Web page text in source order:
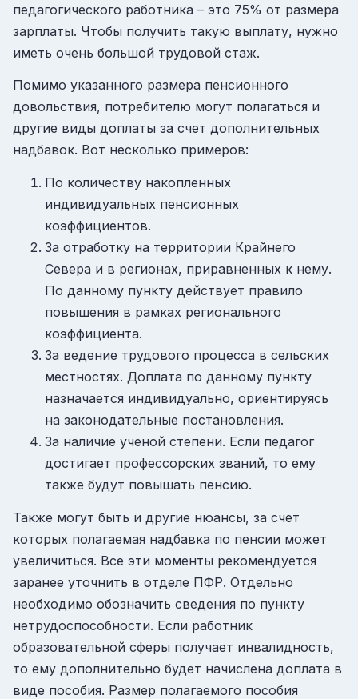
педагогического работника – это 75% от размера
зарплаты. Чтобы получить такую выплату, нужно
иметь очень большой трудовой стаж.
Помимо указанного размера пенсионного
довольствия, потребителю могут полагаться и
другие виды доплаты за счет дополнительных
надбавок. Вот несколько примеров:
По количеству накопленных
индивидуальных пенсионных
коэффициентов.
За отработку на территории Крайнего
Севера и в регионах, приравненных к нему.
По данному пункту действует правило
повышения в рамках регионального
коэффициента.
За ведение трудового процесса в сельских
местностях. Доплата по данному пункту
назначается индивидуально, ориентируясь
на законодательные постановления.
За наличие ученой степени. Если педагог
достигает профессорских званий, то ему
также будут повышать пенсию.
Также могут быть и другие нюансы, за счет
которых полагаемая надбавка по пенсии может
увеличиться. Все эти моменты рекомендуется
заранее уточнить в отделе ПФР. Отдельно
необходимо обозначить сведения по пункту
нетрудоспособности. Если работник
образовательной сферы получает инвалидность,
то ему дополнительно будет начислена доплата в
виде пособия. Размер полагаемого пособия